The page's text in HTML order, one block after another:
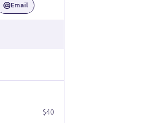
Email
$40